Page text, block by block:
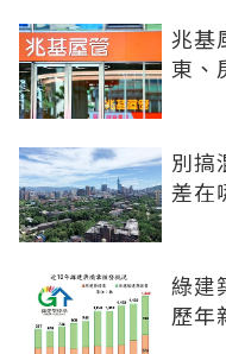
兆基
東、
別搞
差在
綠建
歷年